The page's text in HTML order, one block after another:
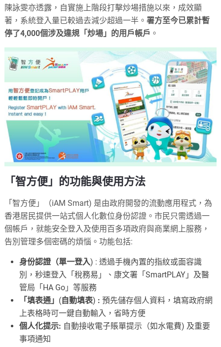
陳詠雯亦透露，自實施上階段打擊炒場措施以來，成效顯
著，系統登入量已較過去減少超過一半。署方至今已累計暫
停了4,000個涉及違規「炒場」的用戶帳戶 。
「智方便」的功能與使用方法
「智方便」（iAM Smart) 是由政府開發的流動應用程式，為
香港居民提供一站式個人化數位身份認證。市民只需透過一
個帳戶，就能安全登入及使用百多項政府與商業網上服務，
告別管理多個密碼的煩惱。功能包括:
身份認證（單一登入) : 透過手機內置的指紋或面容識
別，秒速登入「稅務易」、康文署「SmartPLAY」及醫
管局「HA Go」等服務
「填表通」 (自動填表) : 預先儲存個人資料，填寫政府網
上表格時可一鍵自動輸入，省時方便
個人化提示: 自動接收電子賬單提示（如水電費) 及重要
事項通知